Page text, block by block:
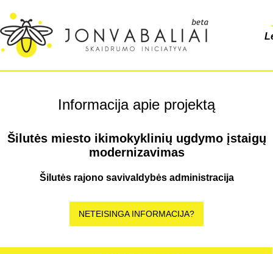
Informacija apie projektą
Šilutės miesto ikimokyklinių ugdymo įstaigų
modernizavimas
Šilutės rajono savivaldybės administracija
NETEISINGA INFORMACIJA?